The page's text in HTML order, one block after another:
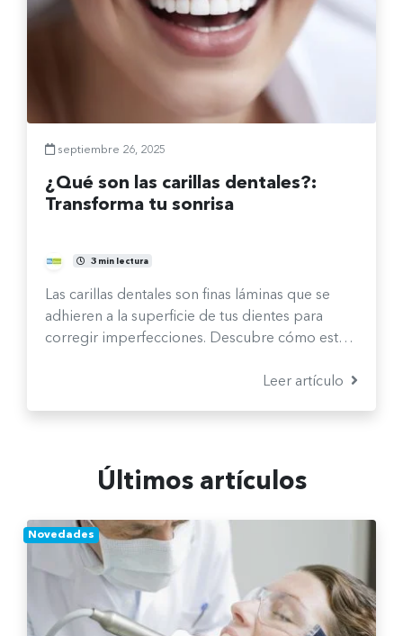
septiembre 26, 2025
¿Qué son las carillas dentales?:
Transforma tu sonrisa
Comité Clínico
3 min lectura
Las carillas dentales son finas láminas que se
adhieren a la superficie de tus dientes para
corregir imperfecciones. Descubre cómo esta
la forma y la alineación de tu sonrisa.Leer artículo
Últimos artículos
Novedades